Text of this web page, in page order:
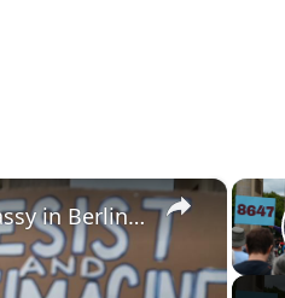
×
Germany: Protesters rally near US Embassy in Berlin on US Independence Day.